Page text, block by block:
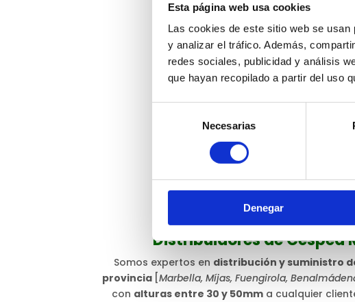
Esta página web usa cookies
Las cookies de este sitio web se
y analizar el tráfico. Además,
redes sociales, publicidad y análisis
que hayan recopilado a partir del uso
consentimiento
Necesarias
Denegar
Distribuidores de Césped
Somos expertos en distribución y suministro
provincia Marbella, Míjas, Fuengirola,
con alturas entre 30 y 50mm a cualquier